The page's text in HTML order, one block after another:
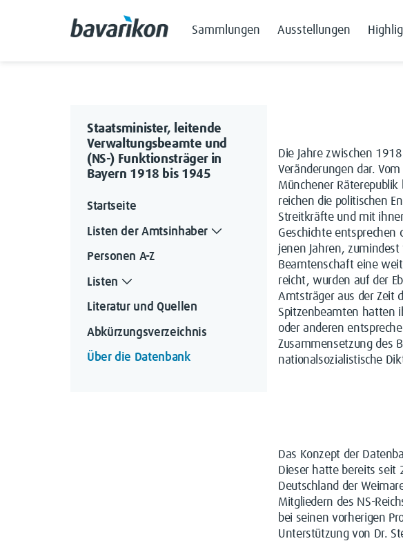
Sammlungen Ausstellungen
Die Jahre zwischen
Veränderungen dar.
Münchener
reichen die politischen
Streitkräfte und mit
Geschichte entsprechen
jenen Jahren,
Beamtenschaft eine
reicht, wurden auf der
Amtsträger aus der Zeit
Spitzenbeamten hatten
oder anderen
Zusammensetzung des
nationalsozialistische
Das Konzept der
Dieser hatte bereits seit
Deutschland der
Mitgliedern des NS-
bei seinen vorherigen
Unterstützung von Dr.
Staatsminister, leitende
Verwaltungsbeamte und
(NS-) Funktionsträger in
Bayern 1918 bis 1945
Startseite
Listen der Amtsinhaber
Personen A-Z
Listen
Literatur und Quellen
Abkürzungsverzeichnis
Über die Datenbank